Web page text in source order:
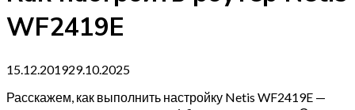
WF2419E
15.12.201929.10.2025
Расскажем, как выполнить настройку Netis WF2419E —